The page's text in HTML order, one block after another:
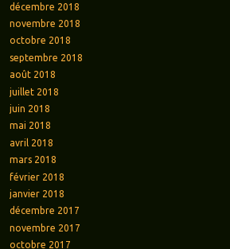
décembre 2018
novembre 2018
octobre 2018
septembre 2018
août 2018
juillet 2018
juin 2018
mai 2018
avril 2018
mars 2018
février 2018
janvier 2018
décembre 2017
novembre 2017
octobre 2017